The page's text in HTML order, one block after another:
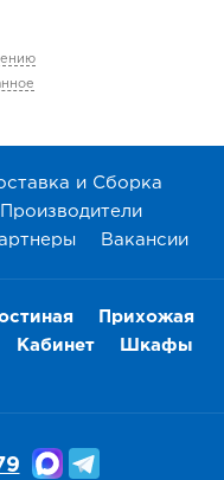
и Сборка
Производители
Вакансии
Прихожая
Кабинет
Шкафы